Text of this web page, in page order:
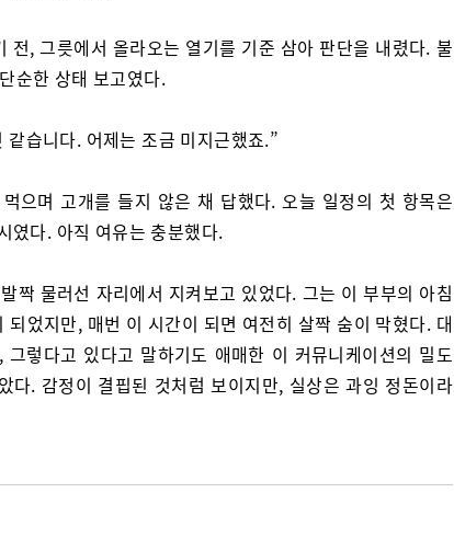
전, 그릇에서 올라오는 열기를 기준 삼아 판단을 내렸다. 불
순한 상태 보고였다.
같습니다. 어제는 조금 미지근했죠.”
으며 고개를 들지 않은 채 답했다. 오늘 일정의 첫 항목은
였다. 아직 여유는 충분했다.
짝 물러선 자리에서 지켜보고 있었다. 그는 이 부부의 아침
되었지만, 매번 이 시간이 되면 여전히 살짝 숨이 막혔다. 대
렇다고 있다고 말하기도 애매한 이 커뮤니케이션의 밀도
다. 감정이 결핍된 것처럼 보이지만, 실상은 과잉 정돈이라